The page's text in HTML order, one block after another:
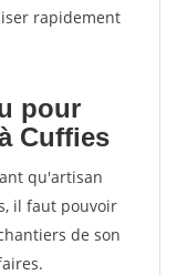
rapidement
pour
Cuffies
qu'artisan
il faut pouvoir
de son